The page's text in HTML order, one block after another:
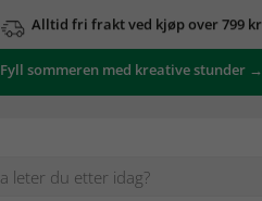
Alltid fri frakt ved kjøp over 799 kr
Fyll sommeren med kreative stunder →